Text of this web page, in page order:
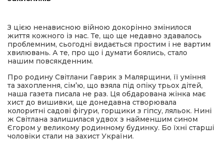
редактора
Відповідаємо
З цією ненависною війною докорінно змінилося
життя кожного із нас. Те, що ще недавно здавалось
проблемним, сьогодні видається простим і не вартим
хвилювань. А те, про що і думати боялись, стало
нашим повсякденним.
Про родину Світлани Гаврик з Малярщини, її уміння
та захоплення, сім’ю, що взяла під опіку трьох дітей,
наша газета писала не раз. Ця обдарована жінка має
хист до вишивки, ще донедавна створювала
колоритні садові фігури, горщики з гіпсу, ляльок. Нині
ж Світлана залишилася удвох з найменшим сином
Єгором у великому родинному будинку. Бо їхні старші
чоловіки стали на захист України.